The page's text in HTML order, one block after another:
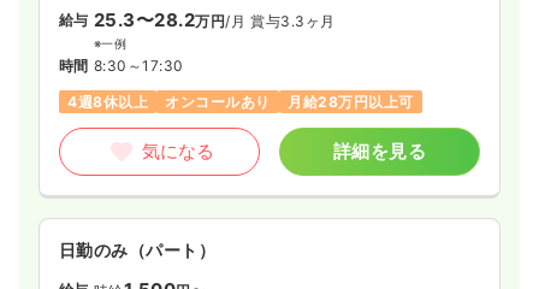
給与 お問い合わせください
8:30～17:00
日祝休み
年間休日120日
気になる 詳細を見る
給与 25.3〜28.2万円/月 賞与3.3ヶ月
※一例
時間 8:30～17:30
4週8休以上
オンコールあり 月給28万円以上可
気になる 詳細を見る
日勤のみ（パート）